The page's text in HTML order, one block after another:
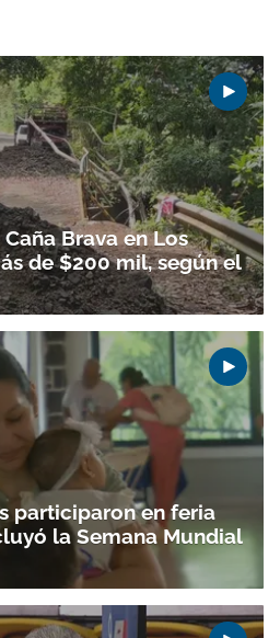
Brava en Los
de $200 mil, según el
participaron en feria
la Semana Mundial